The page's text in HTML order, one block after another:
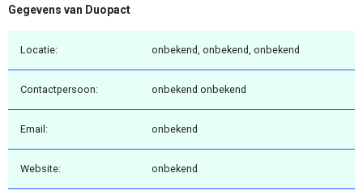
Gegevens van Duopact
Locatie: onbekend, onbekend, onbekend
Contactpersoon: onbekend onbekend
Email: onbekend
Website: onbekend